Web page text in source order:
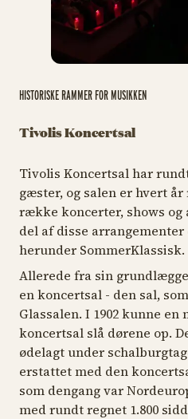
Tivolis Koncertsal
HISTORISKE RAMMER FOR MUSIKKEN
Tivolis Koncertsal har
gæster, og salen er hvert
række koncerter, shows og
del af disse
herunder SommerKlassisk.
Allerede fra sin
en koncertsal - den sal,
Glassalen. I 1902 kunne
koncertsal slå dørene op.
ødelagt under
erstattet med den
som dengang var
med rundt regnet 1.800